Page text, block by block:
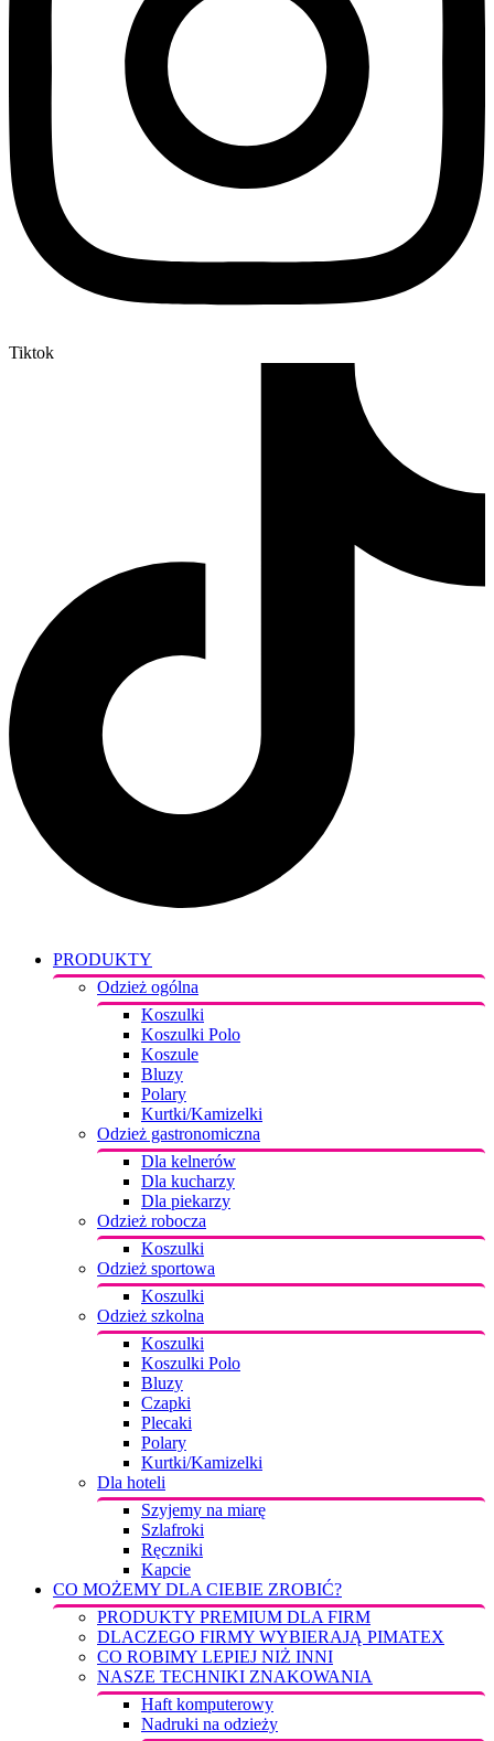
Tiktok
PRODUKTY
Odzież ogólna
Koszulki
Koszulki Polo
Koszule
Bluzy
Polary
Kurtki/Kamizelki
Odzież gastronomiczna
Dla kelnerów
Dla kucharzy
Dla piekarzy
Odzież robocza
Koszulki
Odzież sportowa
Koszulki
Odzież szkolna
Koszulki
Koszulki Polo
Bluzy
Czapki
Plecaki
Polary
Kurtki/Kamizelki
Dla hoteli
Szyjemy na miarę
Szlafroki
Ręczniki
Kapcie
CO MOŻEMY DLA CIEBIE ZROBIĆ?
PRODUKTY PREMIUM DLA FIRM
DLACZEGO FIRMY WYBIERAJĄ PIMATEX
CO ROBIMY LEPIEJ NIŻ INNI
NASZE TECHNIKI ZNAKOWANIA
Haft komputerowy
Nadruki na odzieży